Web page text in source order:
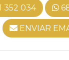
352 034
ENVIAR